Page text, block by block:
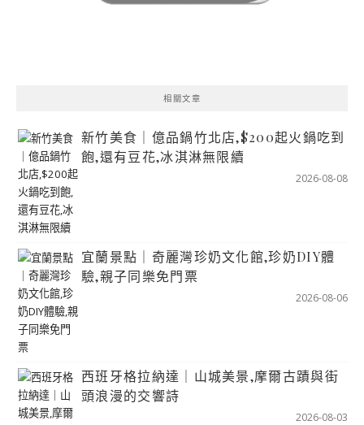
相關文章
新竹美食｜億品鍋竹北店,$200起火鍋吃到
飽,還有豆花,冰淇淋無限續
2026-08-08
宜蘭景點｜奇麗灣珍奶文化館,珍奶DIY體
驗,親子同樂免門票
2026-08-06
西班牙格拉納達｜山城美景,摩爾古蹟與街
頭浪漫的交響詩
2026-08-03